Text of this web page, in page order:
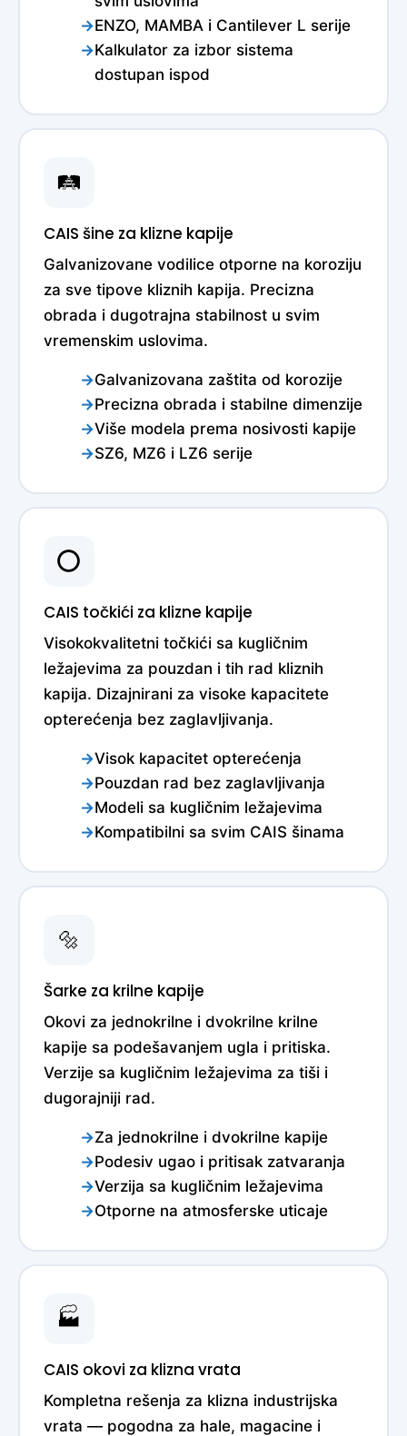
ENZO, MAMBA i Cantilever L serije
Kalkulator za izbor sistema
dostupan ispod
🛤️
CAIS šine za klizne kapije
Galvanizovane vodilice otporne na koroziju
za sve tipove kliznih kapija. Precizna
obrada i dugotrajna stabilnost u svim
vremenskim uslovima.
Galvanizovana zaštita od korozije
Precizna obrada i stabilne dimenzije
Više modela prema nosivosti kapije
SZ6, MZ6 i LZ6 serije
⭕
CAIS točkići za klizne kapije
Visokokvalitetni točkići sa kugličnim
ležajevima za pouzdan i tih rad kliznih
kapija. Dizajnirani za visoke kapacitete
opterećenja bez zaglavljivanja.
Visok kapacitet opterećenja
Pouzdan rad bez zaglavljivanja
Modeli sa kugličnim ležajevima
Kompatibilni sa svim CAIS šinama
🔩
Šarke za krilne kapije
Okovi za jednokrilne i dvokrilne krilne
kapije sa podešavanjem ugla i pritiska.
Verzije sa kugličnim ležajevima za tiši i
dugorajniji rad.
Za jednokrilne i dvokrilne kapije
Podesiv ugao i pritisak zatvaranja
Verzija sa kugličnim ležajevima
Otporne na atmosferske uticaje
🏭
CAIS okovi za klizna vrata
Kompletna rešenja za klizna industrijska
vrata — pogodna za hale, magacine i